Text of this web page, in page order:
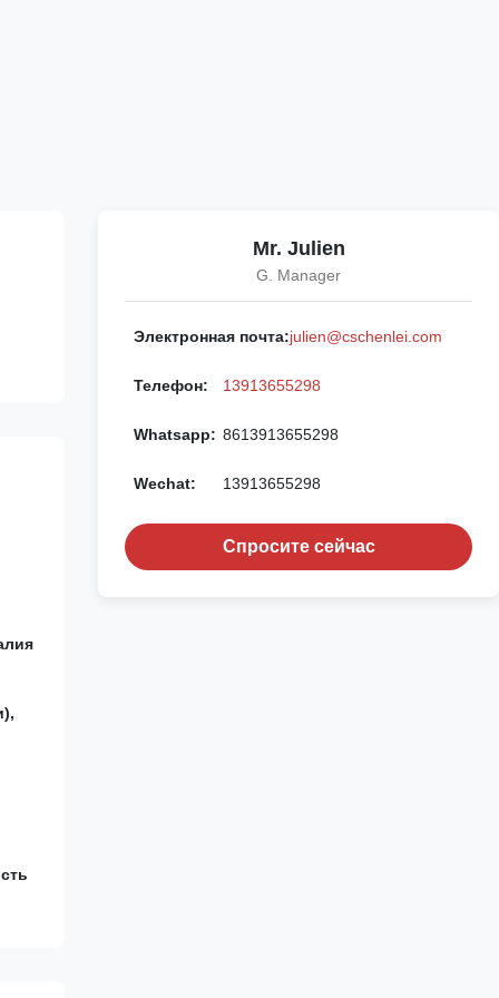
Mr. Julien
G. Manager
Электронная почта:julien@cschenlei.com
Телефон: 13913655298
Whatsapp: 8613913655298
Wechat: 13913655298
Спросите сейчас